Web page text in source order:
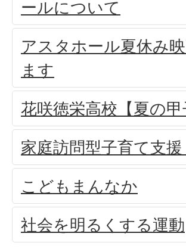
ールについて
アスタホール夏休み
ます
花咲徳栄高校【夏の
家庭訪問型子育て支
こどもまんなか
社会を明るくする運動